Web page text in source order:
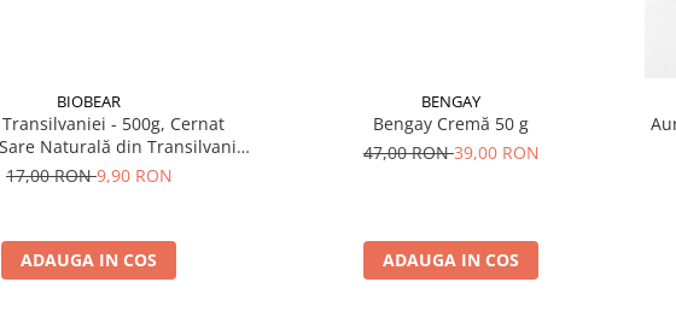
BIOBEAR
- 500g, Cernat
Naturală din Transilvania,
Fără Antiaglomeranţi
17,00 RON9,90 RON
ADAUGA IN COS
BENGAY
Bengay Cremă 50 g
47,00 RON39,00 RON
ADAUGA IN COS